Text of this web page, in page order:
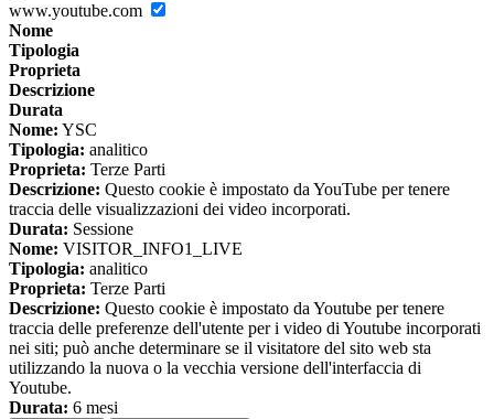
www.youtube.com
Nome
Tipologia
Proprieta
Descrizione
Durata
Nome: YSC
Tipologia: analitico
Proprieta: Terze Parti
Descrizione: Questo cookie è impostato da YouTube per tenere
traccia delle visualizzazioni dei video incorporati.
Durata: Sessione
Nome: VISITOR_INFO1_LIVE
Tipologia: analitico
Proprieta: Terze Parti
Descrizione: Questo cookie è impostato da Youtube per tenere
traccia delle preferenze dell'utente per i video di Youtube incorporati
nei siti; può anche determinare se il visitatore del sito web sta
utilizzando la nuova o la vecchia versione dell'interfaccia di
Youtube.
Durata: 6 mesi